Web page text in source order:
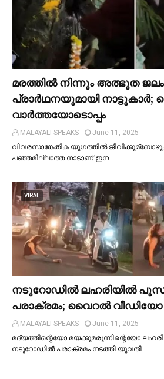
മരത്തില്‍ നിന്നും അത്ഭുത
പ്രാര്‍ഥനയുമായി
വാർത്തയോടൊപ്പം
MALAYALI SPEAKS
June 11, 2025
വിവരസാങ്കേതിക യുഗത്തില്‍
പഞ്ഞമില്ലാത്ത നാടാണ് ഇന…
VIRAL
നടുറോഡില്‍ ലഹരിയില്‍
പരാക്രമം; വൈറൽ വീഡിയോ
MALAYALI SPEAKS
June 11, 2025
മദ്യത്തിന്റെയോ മയക്കുമരുന്നിന്റെയോ
നടുറോഡില്‍ പരാക്രമം നടത്തി യുവതി…